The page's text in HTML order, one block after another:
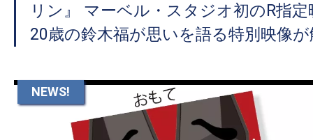
リン』 マーベル・スタジオ初のR指
20歳の鈴木福が思いを語る特別映像
NEWS!